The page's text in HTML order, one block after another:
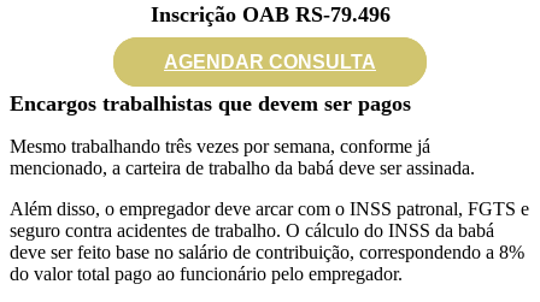
Inscrição OAB RS-79.496
AGENDAR CONSULTA
Encargos trabalhistas que devem ser pagos
Mesmo trabalhando três vezes por semana, conforme já
mencionado, a carteira de trabalho da babá deve ser assinada.
Além disso, o empregador deve arcar com o INSS patronal, FGTS e
seguro contra acidentes de trabalho. O cálculo do INSS da babá
deve ser feito base no salário de contribuição, correspondendo a 8%
do valor total pago ao funcionário pelo empregador.